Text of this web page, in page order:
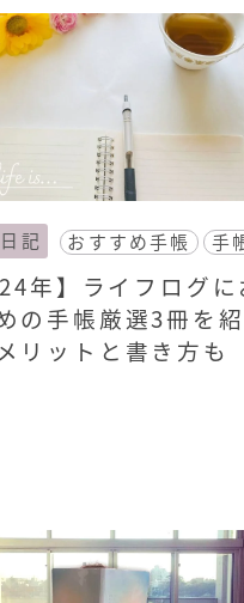
記 おすすめ手帳 手
年】ライフログ
の手帳厳選3冊を紹
リットと書き方も